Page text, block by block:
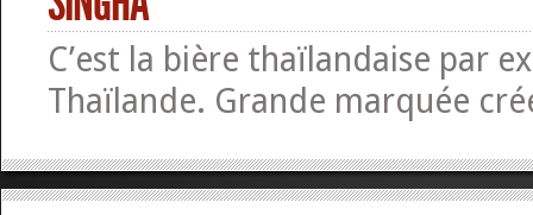
C’est la bière thaïlandaise par
Thaïlande. Grande marquée